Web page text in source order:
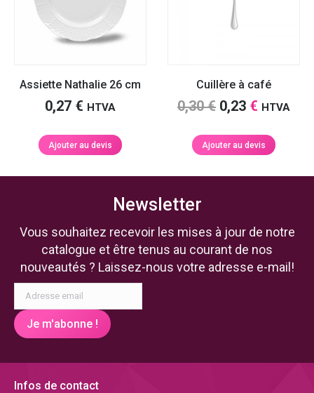
Assiette Nathalie 26 cm
0,27 € HTVA
Ajouter au devis
Cuillère à café
0,30€ Le
initial
0,30 €.
0,23 € Le
actuel
0,23 €.
HTVA
Ajouter au devis
Newsletter
Vous souhaitez recevoir les mises à jour de notre
catalogue et être tenus au courant de nos
nouveautés ? Laissez-nous votre adresse e-mail!
Infos de contact